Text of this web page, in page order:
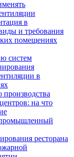
в
и требования
помещениях
систем
в
на что
ресторана